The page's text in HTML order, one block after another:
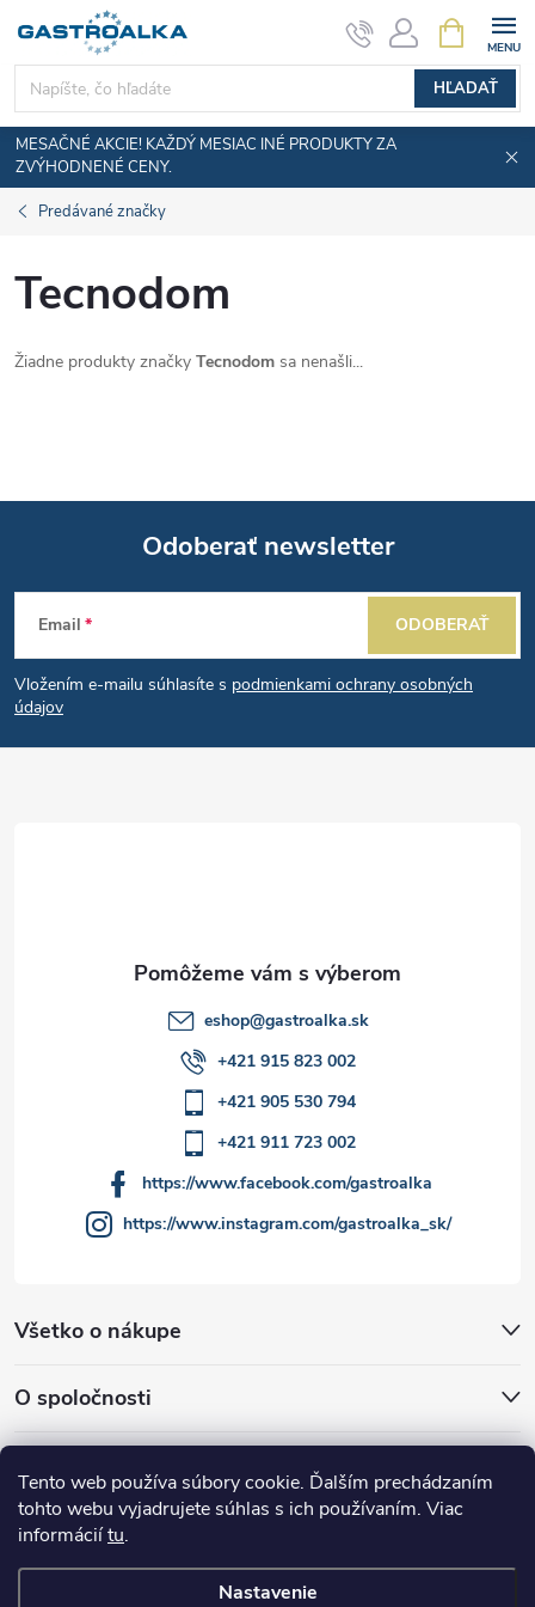
Tento web používa súbory cookie. Ďalším prechádzaním
tohto webu vyjadrujete súhlas s ich používaním. Viac
informáciítu.
Nastavenie
obsah
HĽADAŤ
KOŠÍK
MESAČNÉ AKCIE! KAŽDÝ MESIAC INÉ PRODUKTY ZA
ZVÝHODNENÉ CENY.
Predávané značky
Tecnodom
Žiadne produkty značky Tecnodom sa nenašli...
Z
á
p
Odoberať newsletter
Email
Vložením e-mailu súhlasíte s podmienkami ochrany osobných
údajov
ODOBERAŤ
Všetko o nákupe
O spoločnosti
eshop@gastroalka.sk
+421 915 823 002
+421 905 530 794
+421 911 723 002
https://www.facebook.com/gastroalka
https://www.instagram.com/gastroalka_sk/